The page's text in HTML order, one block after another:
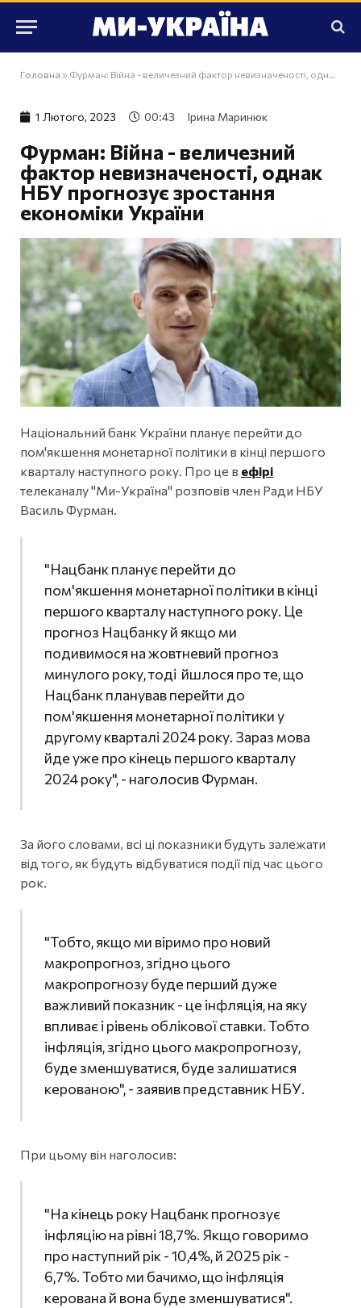
Головна » Фурман: Війна - величезний фактор невизначеності, однак НБУ прогнозує зростання економіки України
1 Лютого, 2023 00:43 Ірина Маринюк
Фурман: Війна - величезний
фактор невизначеності, однак
НБУ прогнозує зростання
економіки України
Національний банк України планує перейти до
пом'якшення монетарної політики в кінці першого
кварталу наступного року. Про це в ефірі
телеканалу "Ми-Україна" розповів член Ради НБУ
Василь Фурман.
"Нацбанк планує перейти до
пом'якшення монетарної політики в кінці
першого кварталу наступного року. Це
прогноз Нацбанку й якщо ми
подивимося на жовтневий прогноз
минулого року, тоді йшлося про те, що
Нацбанк планував перейти до
пом'якшення монетарної політики у
другому кварталі 2024 року. Зараз мова
йде уже про кінець першого кварталу
2024 року", - наголосив Фурман.
За його словами, всі ці показники будуть залежати
від того, як будуть відбуватися події під час цього
рок.
"Тобто, якщо ми віримо про новий
макропрогноз, згідно цього
макропрогнозу буде перший дуже
важливий показник - це інфляція, на яку
впливає і рівень облікової ставки. Тобто
інфляція, згідно цього макропрогнозу,
буде зменшуватися, буде залишатися
керованою", - заявив представник НБУ.
При цьому він наголосив:
"На кінець року Нацбанк прогнозує
інфляцію на рівні 18,7%. Якщо говоримо
про наступний рік - 10,4%, й 2025 рік -
6,7%. Тобто ми бачимо, що інфляція
керована й вона буде зменшуватися".